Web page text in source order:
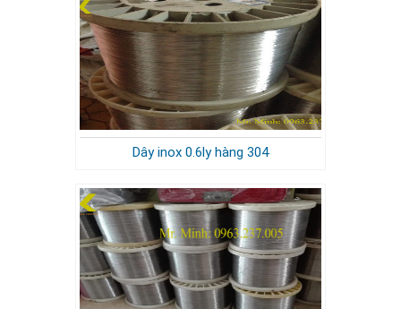
Dây inox 0.6ly hàng 304